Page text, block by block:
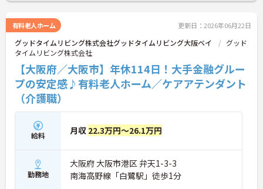
有料老人ホーム 更新日：2026年06月22日
グッドタイムリビング株式会社グッドタイムリビング大阪ベイ
グッド
タイムリビング株式会社
【大阪府／大阪市】年休114日！大手金融グルー
プの安定感♪有料老人ホーム／ケアアテンダント
（介護職）
給料 月収 22.3万円～26.1万円
勤務地
大阪府 大阪市港区 弁天1-3-3
南海高野線「白鷺駅」徒歩1分